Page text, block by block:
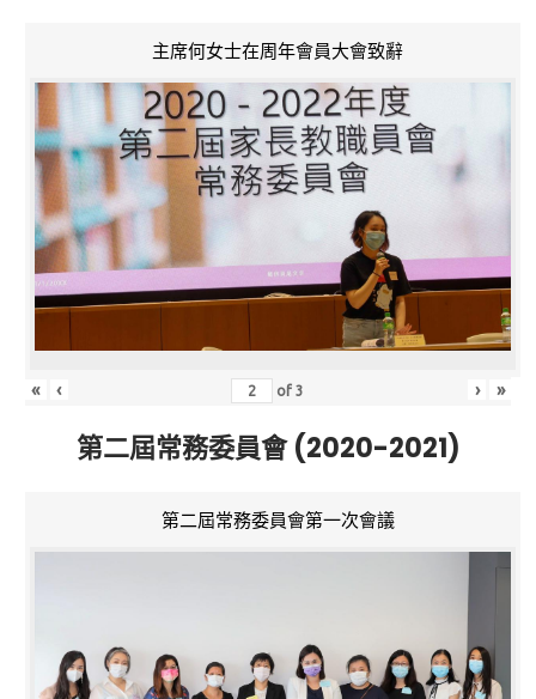
主席何女士在周年會員大會致辭
« ‹ of3 › »
第二屆常務委員會 (2020-2021)
第二屆常務委員會第一次會議